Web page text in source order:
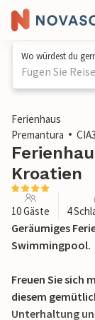
Wo würdest du
Fügen Sie
1 / 39
Ferienhaus
Premantura
Kroatien
10 Gäste 4
Geräumiges
Swimmingpool.
Freuen Sie sich
diesem
Unterhaltung